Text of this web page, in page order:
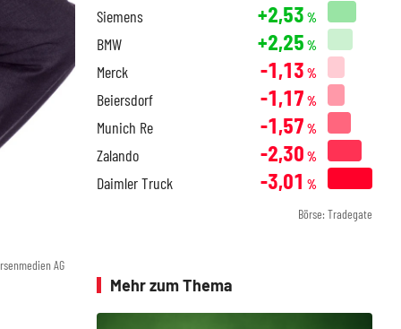
AG
Siemens +2,53 %
BMW +2,25 %
Merck -1,13 %
Beiersdorf -1,17 %
Munich Re -1,57 %
Zalando -2,30 %
Daimler Truck -3,01 %
Börse: Tradegate
Mehr zum Thema